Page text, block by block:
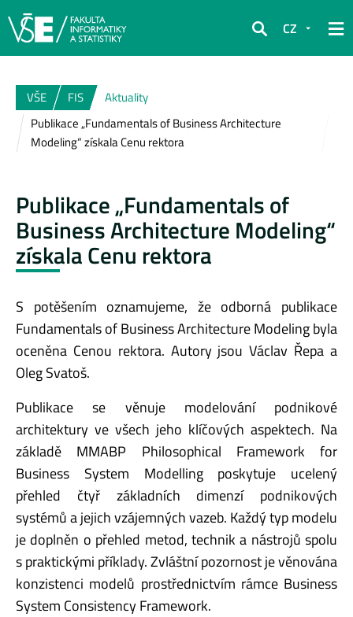
Hledat
CZ
VŠE FIS
Aktuality
Publikace „Fundamentals of Business Architecture
Modeling“ získala Cenu rektora
Publikace „Fundamentals of
Business Architecture Modeling“
získala Cenu rektora
S potěšením oznamujeme, že odborná publikace
Fundamentals of Business Architecture Modeling byla
oceněna Cenou rektora. Autory jsou Václav Řepa a
Oleg Svatoš.
Publikace se věnuje modelování podnikové
architektury ve všech jeho klíčových aspektech. Na
základě MMABP Philosophical Framework for
Business System Modelling poskytuje ucelený
přehled čtyř základních dimenzí podnikových
systémů a jejich vzájemných vazeb. Každý typ modelu
je doplněn o přehled metod, technik a nástrojů spolu
s praktickými příklady. Zvláštní pozornost je věnována
konzistenci modelů prostřednictvím rámce Business
System Consistency Framework.